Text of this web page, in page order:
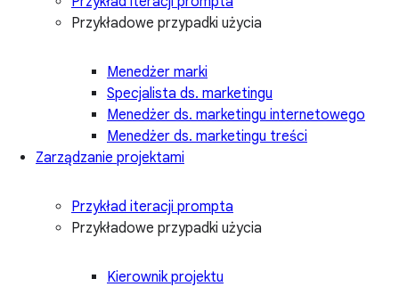
Przykładowe przypadki użycia
Menedżer marki
Specjalista ds. marketingu
Menedżer ds. marketingu internetowego
Menedżer ds. marketingu treści
Zarządzanie projektami
Przykład iteracji prompta
Przykładowe przypadki użycia
Kierownik projektu